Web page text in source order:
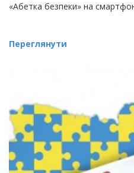
«Абетка безпеки» на
Переглянути